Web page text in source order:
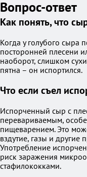
Вопрос-ответ
Как понять, что
Когда у голубого сыра
посторонней плесени
наоборот, слишком
пятна – он испортился.
Что если съел
Испорченный сыр с
перевариваемым,
пищеварением. Это
вздутие, газы и
Употребление
риск заражения
стафилококками.